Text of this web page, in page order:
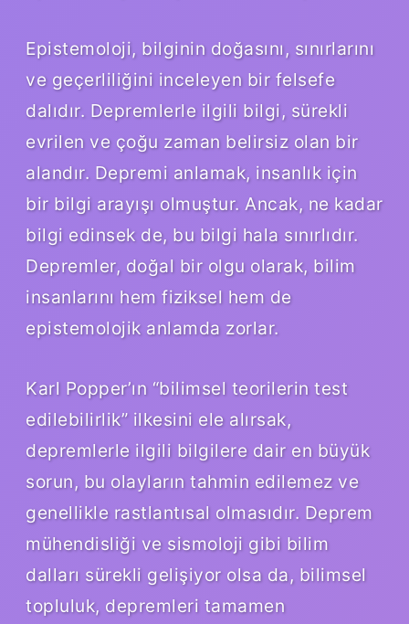
Epistemoloji, bilginin doğasını, sınırlarını
ve geçerliliğini inceleyen bir felsefe
dalıdır. Depremlerle ilgili bilgi, sürekli
evrilen ve çoğu zaman belirsiz olan bir
alandır. Depremi anlamak, insanlık için
bir bilgi arayışı olmuştur. Ancak, ne kadar
bilgi edinsek de, bu bilgi hala sınırlıdır.
Depremler, doğal bir olgu olarak, bilim
insanlarını hem fiziksel hem de
epistemolojik anlamda zorlar.
Karl Popper’ın “bilimsel teorilerin test
edilebilirlik” ilkesini ele alırsak,
depremlerle ilgili bilgilere dair en büyük
sorun, bu olayların tahmin edilemez ve
genellikle rastlantısal olmasıdır. Deprem
mühendisliği ve sismoloji gibi bilim
dalları sürekli gelişiyor olsa da, bilimsel
topluluk, depremleri tamamen